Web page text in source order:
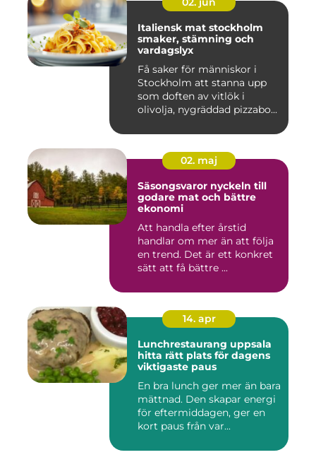
Italiensk mat stockholm
smaker, stämning och
vardagslyx
Få saker för människor i
Stockholm att stanna upp
som doften av vitlök i
olivolja, nygräddad pizzabo...
02. maj
Säsongsvaror nyckeln till
godare mat och bättre
ekonomi
Att handla efter årstid
handlar om mer än att följa
en trend. Det är ett konkret
sätt att få bättre ...
14. apr
Lunchrestaurang uppsala
hitta rätt plats för dagens
viktigaste paus
En bra lunch ger mer än bara
mättnad. Den skapar energi
för eftermiddagen, ger en
kort paus från var...